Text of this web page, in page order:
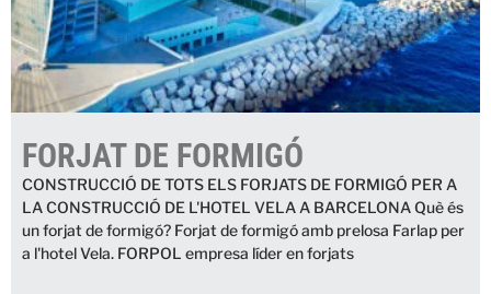
FORJAT DE FORMIGÓ
CONSTRUCCIÓ DE TOTS ELS FORJATS DE FORMIGÓ PER A
LA CONSTRUCCIÓ DE L'HOTEL VELA A BARCELONA Què és
un forjat de formigó? Forjat de formigó amb prelosa Farlap per
a l'hotel Vela. FORPOL empresa líder en forjats